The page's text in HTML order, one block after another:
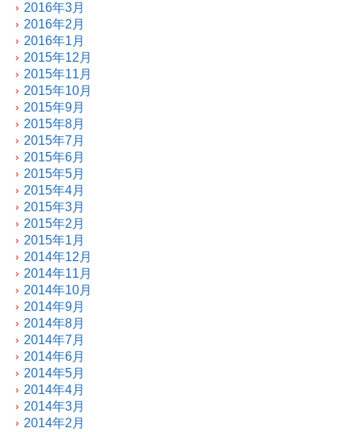
2016年3月
2016年2月
2016年1月
2015年12月
2015年11月
2015年10月
2015年9月
2015年8月
2015年7月
2015年6月
2015年5月
2015年4月
2015年3月
2015年2月
2015年1月
2014年12月
2014年11月
2014年10月
2014年9月
2014年8月
2014年7月
2014年6月
2014年5月
2014年4月
2014年3月
2014年2月